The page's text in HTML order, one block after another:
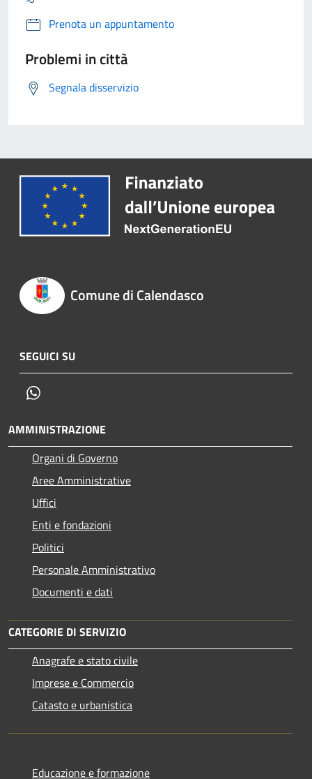
Prenota un appuntamento
Problemi in città
Segnala disservizio
Comune di Calendasco
SEGUICI SU
AMMINISTRAZIONE
Organi di Governo
Aree Amministrative
Uffici
Enti e fondazioni
Politici
Personale Amministrativo
Documenti e dati
CATEGORIE DI SERVIZIO
Anagrafe e stato civile
Imprese e Commercio
Catasto e urbanistica
Educazione e formazione